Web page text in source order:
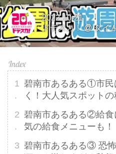
2022-10-21
ドデスカ！@タイ
碧南市あるある①市民
く！大人気スポットの
碧南市あるある②給食
気の給食メニューも！
碧南市あるある③ 恐